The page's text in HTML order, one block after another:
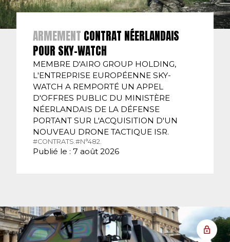
ARMEMENT CONTRAT NÉERLANDAIS
POUR SKY-WATCH
MEMBRE D'AIRO GROUP HOLDING,
L'ENTREPRISE EUROPÉENNE SKY-
WATCH A REMPORTÉ UN APPEL
D'OFFRES PUBLIC DU MINISTÈRE
NÉERLANDAIS DE LA DÉFENSE
PORTANT SUR L'ACQUISITION D'UN
NOUVEAU DRONE TACTIQUE ISR.
#CONTRATS. #N°482.
Publié le : 7 août 2026